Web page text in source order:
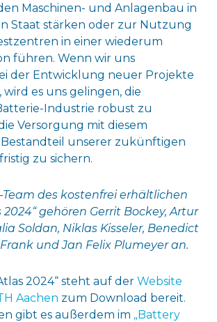
Maschinen- und Anlagenbau in
Staat stärken oder zur Nutzung
in einer wiederum
führen. Wenn wir uns
der Entwicklung neuer Projekte
es uns gelingen, die
Industrie robust zu
Versorgung mit diesem
unserer zukünftigen
zu sichern.
des kostenfrei erhältlichen
gehören Gerrit Bockey, Artur
Soldan, Niklas Kisseler, Benedict
und Jan Felix Plumeyer an.
2024“ steht auf der Website
Aachen zum Download bereit.
gibt es außerdem im „Battery